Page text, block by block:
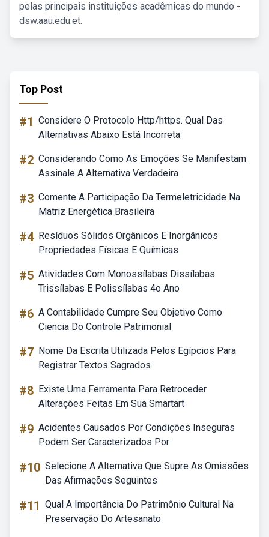
pelas principais instituições acadêmicas do mundo -
dsw.aau.edu.et.
Top Post
#1 Considere O Protocolo Http/https. Qual Das
Alternativas Abaixo Está Incorreta
#2 Considerando Como As Emoções Se Manifestam
Assinale A Alternativa Verdadeira
#3 Comente A Participação Da Termeletricidade Na
Matriz Energética Brasileira
#4 Resíduos Sólidos Orgânicos E Inorgânicos
Propriedades Físicas E Químicas
#5 Atividades Com Monossílabas Dissílabas
Trissílabas E Polissílabas 4o Ano
#6 A Contabilidade Cumpre Seu Objetivo Como
Ciencia Do Controle Patrimonial
#7 Nome Da Escrita Utilizada Pelos Egípcios Para
Registrar Textos Sagrados
#8 Existe Uma Ferramenta Para Retroceder
Alterações Feitas Em Sua Smartart
#9 Acidentes Causados Por Condições Inseguras
Podem Ser Caracterizados Por
#10 Selecione A Alternativa Que Supre As Omissões
Das Afirmações Seguintes
#11 Qual A Importância Do Patrimônio Cultural Na
Preservação Do Artesanato